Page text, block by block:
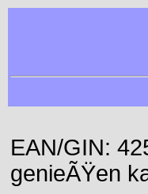
EAN/GIN:
genieÃŸen